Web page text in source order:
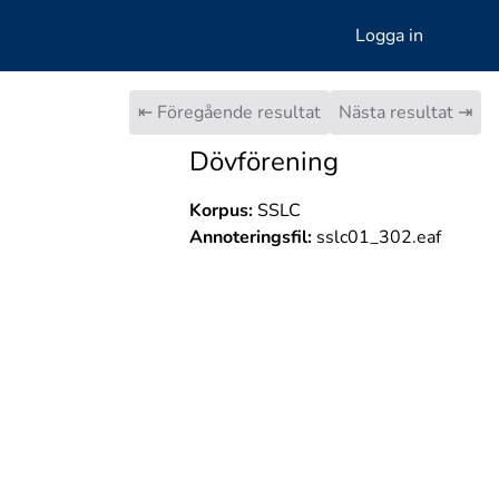
Logga in
⇤ Föregående resultat Nästa resultat ⇥
Dövförening
Korpus:SSLC
Annoteringsfil:sslc01_302.eaf